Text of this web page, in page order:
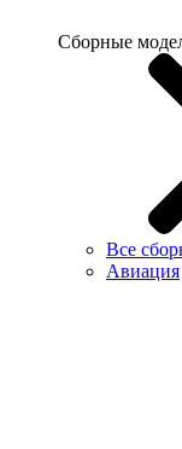
Сборные
Все
Авиация